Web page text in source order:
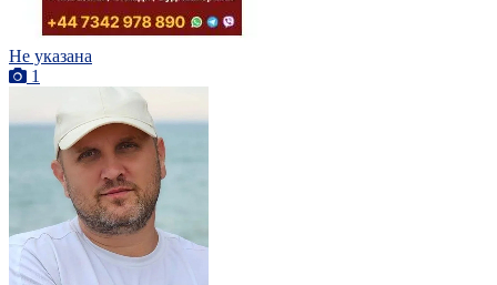
Не указана
1